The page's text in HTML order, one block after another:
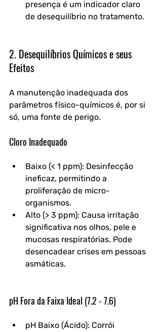
presença é um indicador claro
de desequilíbrio no tratamento.
2. Desequilíbrios Químicos e seus
Efeitos
A manutenção inadequada dos
parâmetros físico-químicos é, por si
só, uma fonte de perigo.
Cloro Inadequado
Baixo (< 1 ppm): Desinfecção
ineficaz, permitindo a
proliferação de micro-
organismos.
Alto (> 3 ppm): Causa irritação
significativa nos olhos, pele e
mucosas respiratórias. Pode
desencadear crises em pessoas
asmáticas.
pH Fora da Faixa Ideal (7.2 - 7.6)
pH Baixo (Ácido): Corrói